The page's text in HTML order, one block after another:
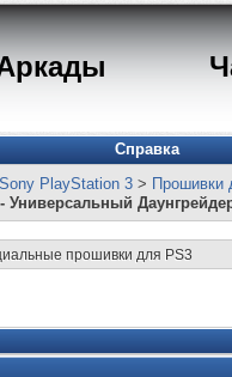
Справка
Sony PlayStation 3 > Прошивки
Универсальный
прошивки для PS3